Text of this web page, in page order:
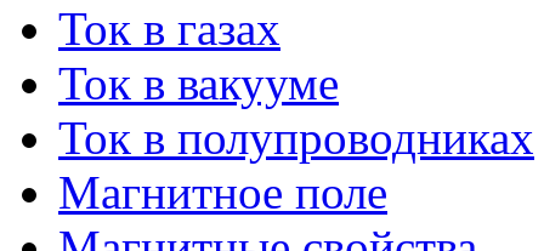
Ток в газах
Ток в вакууме
Ток в полупроводниках
Магнитное поле